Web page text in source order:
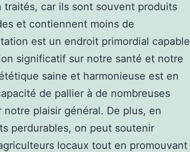
traités, car ils sont souvent produits
et contiennent moins de
est un endroit primordial capable
significatif sur notre santé et notre
saine et harmonieuse est en
de pallier à de nombreuses
plaisir général. De plus, en
perdurables, on peut soutenir
locaux tout en promouvant